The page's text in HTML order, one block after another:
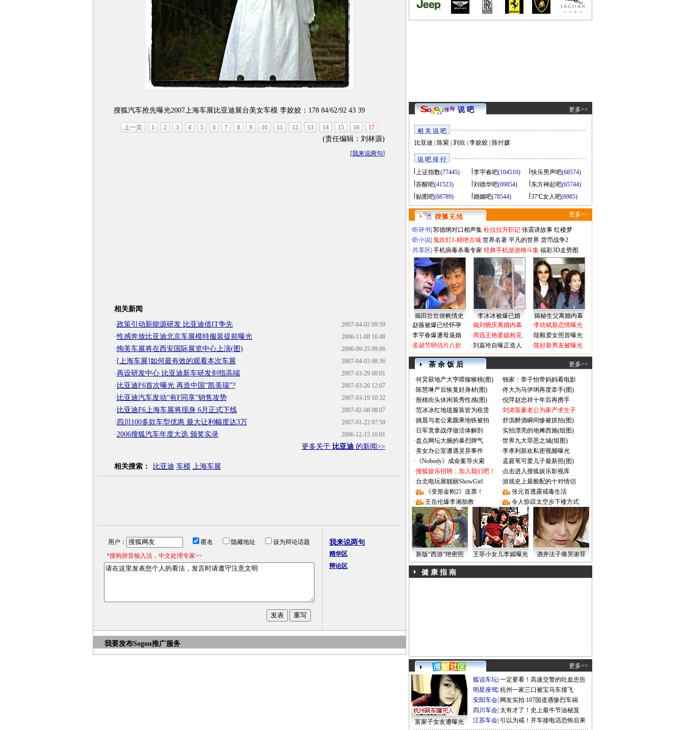
搜狐汽车抢先曝光2007上海车展比亚迪展台美女车模 李姣姣：178 84/62/92 43 39
上一页 1 2 3 4 5 6 7 8 9 10 11 12 13 14 15 16 17
(责任编辑：刘林源)
[我来说两句]
相关新闻
2007-04-02 09:59
·政策引动新能源研发 比亚迪借IT争先
2006-11-08 16:48
·性感奔放比亚迪北京车展模特服装提前曝光
2006-09-25 09:06
·绚美车展将在西安国际展览中心上演(图)
2007-04-03 08:36
· [上海车展]如何最有效的观看本次车展
2007-03-29 08:01
·再设研发中心 比亚迪新车研发剑指高端
2007-03-26 12:07
· 比亚迪F6首次曝光 再造中国“凯美瑞”?
2007-03-19 10:32
· 比亚迪汽车发动“有F同享”销售攻势
2007-02-08 08:07
· 比亚迪F6上海车展将现身 6月正式下线
2007-01-22 07:50
· 四川100多款车型优惠 最大让利幅度达3万
2006-12-15 16:01
·2006搜狐汽车年度大选 颁奖实录
更多关于 比亚迪的新闻>>
相关搜索： 比亚迪 车模 上海车展
用户： 匿名 隐藏地址
设为辩论话题
*搜狗拼音输入法，中文处理专家>>
我来说两句
精华区
辩论区
我要发布Sogou推广服务
说 吧 更多>>
相 关 说 吧
比亚迪
陈紫| 刘欣 李姣姣| 陈付媛
说 吧 排 行
上证指数(77445) 李宇春吧(104510) 快乐男声吧(68574)
苏醒吧(41523) 刘德华吧(69854) 东方神起吧(65744)
贴图吧(68789) 婚姻吧(78544) 37℃女人吧(6985)
更多>>
·听评书 郭德纲对口相声集 杜拉拉升职记 张震讲故事 红楼梦
·听小说 鬼吹灯1-精绝古城 世界名著 平凡的世界 货币战争2
·共享区 手机病毒杀毒专家 经典手机游游格斗集 福彩3D走势图
揭田壮壮徐帆情史 李冰冰被爆已婚
揭秘生父离婚内幕
·赵薇被爆已经怀孕
·李宇春爆遭母逼婚
·圣诞节明信片八折
·揭刘晓庆离婚内幕
·周迅王艳婆媳相见
·刘嘉玲自曝正造人
·李幼斌新恋情曝光
·陆毅爱女照首曝光
·陈好新男友被曝光
茶 余 饭 后 更多>>
·何炅获地产大亨喂猕猴桃(图) ·独家：章子怡带妈妈看电影
·陈慧琳产后恢复好身材(图) ·佟大为马伊琍再度牵手(图)
·殷桃街头休闲装秀性感(图) ·倪萍赵忠祥十年后再携手
·范冰冰红地毯服装皆为租赁 ·刘涛富豪老公为家产求生子
·姚晨与老公素颜乘地铁被拍 ·舒淇醉酒瞬间惨被抓拍(图)
· 日军竟拿战俘做活体解剖 ·实拍漂亮的地摊西施(组图)
·盘点网坛大腕的暴烈脾气 ·世界九大罪恶之城(组图)
·美女办公室遭遇灵异事件 ·李孝利新欢私密视频曝光
· 《Nobody》成命案导火索 ·孟庭苇可爱儿子最新照(图)
·搜狐娱乐招聘：加入我们吧！ ·点击进入搜狐娱乐影视库
·台北电玩展靓丽ShowGirl ·游戏史上最般配的十对情侣
·
《变形金刚2》送票！ ·
张元首透露戒毒生活
·
王岳伦爆李湘胎教 · 令人惊叹太空步下楼方式
新版“西游”绝密照 王菲小女儿李嫣曝光 酒井法子痛哭谢罪
健 康 指 南
更多>>
富家子女友遭曝光
狐说车坛 一定要看！高速交警的吐血忠告
明星座驾 杭州一家三口被宝马车撞飞
安阳车会 网友实拍:107国道遇惨烈车祸
四川车会 太有才了！史上最牛节油秘笈
江苏车会 引以为戒！开车接电话恐怖后果